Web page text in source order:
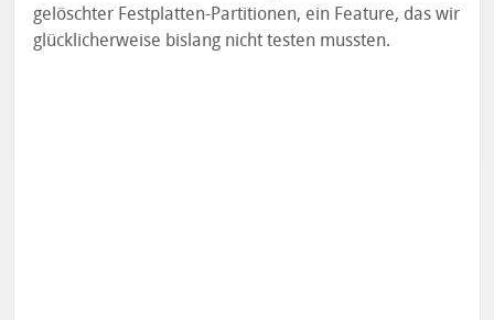
gelöschter Festplatten-Partitionen, ein Feature, das wir
glücklicherweise bislang nicht testen mussten.